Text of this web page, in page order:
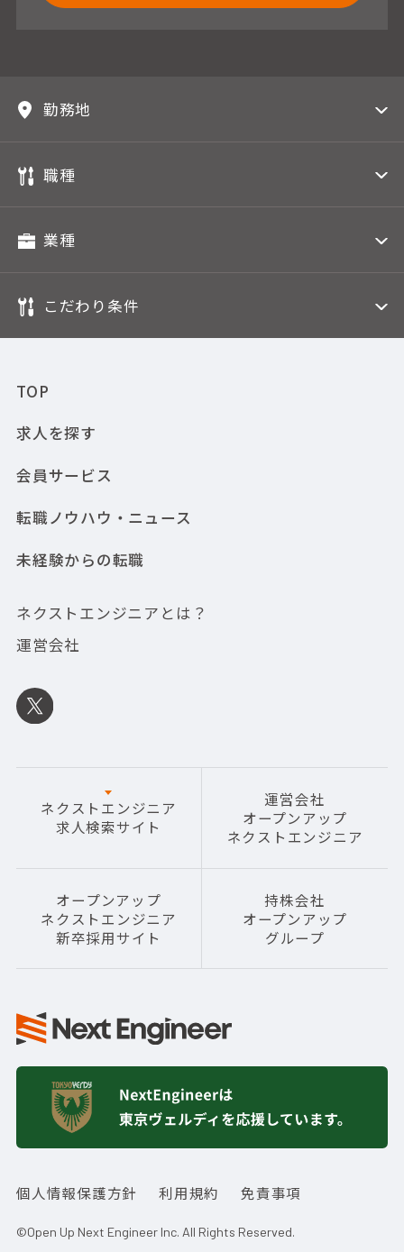
勤務地
職種
業種
こだわり条件
TOP
求人を探す
会員サービス
転職ノウハウ・ニュース
未経験からの転職
ネクストエンジニアとは？
運営会社
ネクストエンジニア
求人検索サイト
運営会社
オープンアップ
ネクストエンジニア
オープンアップ
ネクストエンジニア
新卒採用サイト
持株会社
オープンアップ
グループ
個人情報保護方針 利用規約 免責事項
©Open Up Next Engineer Inc. All Rights Reserved.